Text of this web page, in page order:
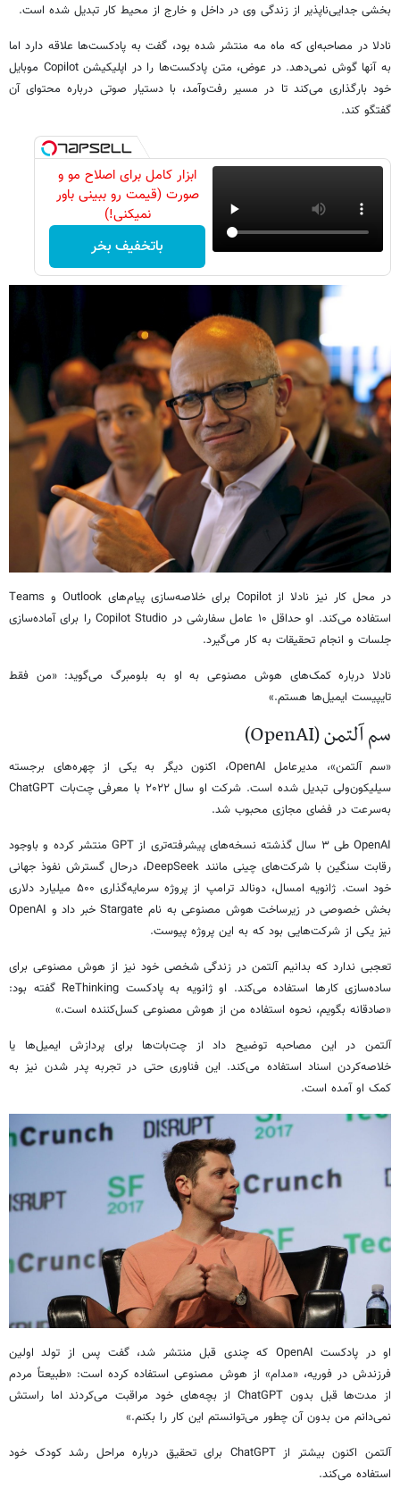
بخشی جدایی‌ناپذیر از زندگی وی در داخل و خارج از محیط کار تبدیل شده است.
نادلا در مصاحبه‌ای که ماه مه منتشر شده بود، گفت به پادکست‌ها علاقه دارد اما
به آنها گوش نمی‌دهد. در عوض، متن پادکست‌ها را در اپلیکیشن Copilot موبایل
خود بارگذاری می‌کند تا در مسیر رفت‌وآمد، با دستیار صوتی درباره محتوای آن
گفتگو کند.
ابزار کامل برای اصلاح مو و
صورت (قیمت رو ببینی باور
نمیکنی!)
باتخفیف بخر
در محل کار نیز نادلا از Copilot برای خلاصه‌سازی پیام‌های Outlook و Teams
استفاده می‌کند. او حداقل ۱۰ عامل سفارشی در Copilot Studio را برای آماده‌سازی
جلسات و انجام تحقیقات به کار می‌گیرد.
نادلا درباره کمک‌های هوش مصنوعی به او به بلومبرگ می‌گوید: «من فقط
تایپیست ایمیل‌ها هستم.»
سم آلتمن (OpenAI)
«سم آلتمن»، مدیرعامل OpenAI، اکنون دیگر به یکی از چهره‌های برجسته
سیلیکون‌ولی تبدیل شده است. شرکت او سال ۲۰۲۲ با معرفی چت‌بات ChatGPT
به‌سرعت در فضای مجازی محبوب شد.
OpenAI طی ۳ سال گذشته نسخه‌های پیشرفته‌تری از GPT منتشر کرده و باوجود
رقابت سنگین با شرکت‌های چینی مانند DeepSeek، درحال گسترش نفوذ جهانی
خود است. ژانویه امسال، دونالد ترامپ از پروژه سرمایه‌گذاری ۵۰۰ میلیارد دلاری
بخش خصوصی در زیرساخت هوش مصنوعی به نام Stargate خبر داد و OpenAI
نیز یکی از شرکت‌هایی بود که به این پروژه پیوست.
تعجبی ندارد که بدانیم آلتمن در زندگی شخصی خود نیز از هوش مصنوعی برای
ساده‌سازی کارها استفاده می‌کند. او ژانویه به پادکست ReThinking گفته بود:
«صادقانه بگویم، نحوه استفاده من از هوش مصنوعی کسل‌کننده است.»
آلتمن در این مصاحبه توضیح داد از چت‌بات‌ها برای پردازش ایمیل‌ها یا
خلاصه‌کردن اسناد استفاده می‌کند. این فناوری حتی در تجربه پدر شدن نیز به
کمک او آمده است.
او در پادکست OpenAI که چندی قبل منتشر شد، گفت پس از تولد اولین
فرزندش در فوریه، «مدام» از هوش مصنوعی استفاده کرده است: «طبیعتاً مردم
از مدت‌ها قبل بدون ChatGPT از بچه‌های خود مراقبت می‌کردند اما راستش
نمی‌دانم من بدون آن چطور می‌توانستم این کار را بکنم.»
آلتمن اکنون بیشتر از ChatGPT برای تحقیق درباره مراحل رشد کودک خود
استفاده می‌کند.